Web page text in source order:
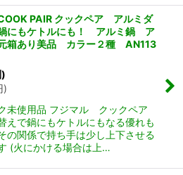
PAIR クックペア アルミダ
にもケトルにも！ アルミ鍋 ア
箱あり美品 カラー２種 AN113
)
未使用品 フジマル クックペア
えで鍋にもケトルにもなる優れも
関係で持ち手は少し上下させる
(火にかける場合は上…